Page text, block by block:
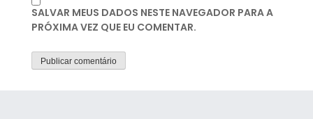
SALVAR MEUS DADOS NESTE NAVEGADOR PARA A
PRÓXIMA VEZ QUE EU COMENTAR.